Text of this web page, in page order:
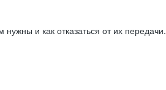
и как отказаться от их передачи.